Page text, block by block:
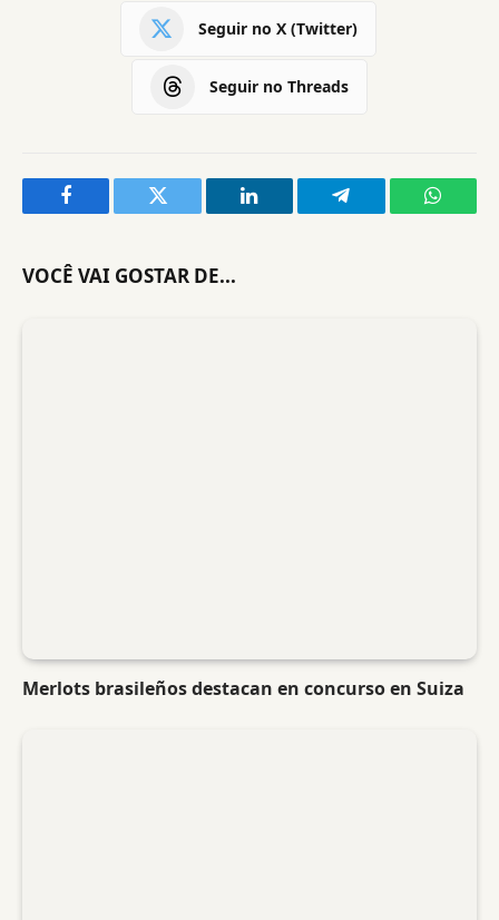
Seguir no X (Twitter)
Seguir no Threads
Facebook Twitter LinkedIn Telegram
VOCÊ VAI GOSTAR DE...
Merlots brasileños destacan en concurso en Suiza